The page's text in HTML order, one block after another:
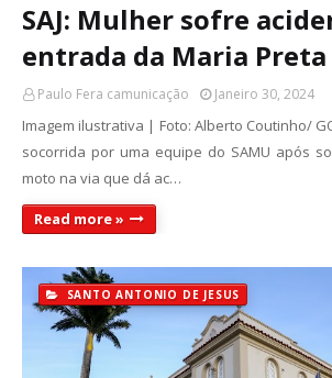
SAJ: Mulher sofre
entrada da Maria Preta
Paulo Fera camunicação Janeiro 30, 2024
Imagem ilustrativa | Foto: Alberto Coutinho/
socorrida por uma equipe do SAMU após
moto na via que dá ac…
Read more »
SANTO ANTONIO DE JESUS